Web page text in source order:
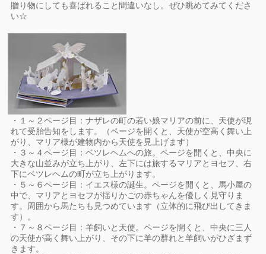
贈り物にしても喜ばれること間違いなし。ぜひ眺めてみてくださ
い☆
・１～２ページ目：ナザレの町の若い娘マリアの前に、天使が現
れて受胎告知をします。（ページを開くと、天使が空高く舞い上
がり、マリア様が建物内から天使を見上げます）
・３～４ページ目：ベツレヘムへの旅。ページを開くと、中央に
大きな山並みが立ち上がり、左下には旅するマリアとヨセフ、右
下にベツレヘムの町が立ち上がります。
・５～６ページ目：イエス様の誕生。ページを開くと、馬小屋の
中で、マリアとヨセフが揺りかごの赤ちゃんを優しく見守りま
す。周囲から馬たちも見つめています（立体的に飛び出してきま
す）。
・７～８ページ目：羊飼いと天使。ページを開くと、中央に三人
の天使が高く舞い上がり、その下に羊の群れと羊飼いがひざまず
きます。